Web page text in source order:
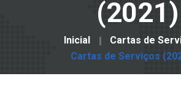
(2021)
Inicial
Cartas de
Cartas de Serviços